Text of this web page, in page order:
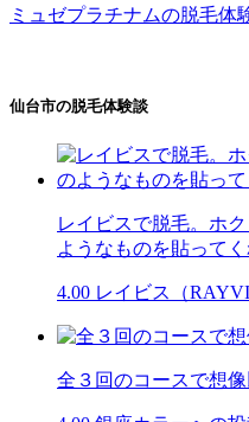
ミュゼプラチナムの脱毛体
仙台市の脱毛体験談
レイビスで脱毛。ホ
ようなものを貼ってく
4.00 レイビス（
全３回のコースで想